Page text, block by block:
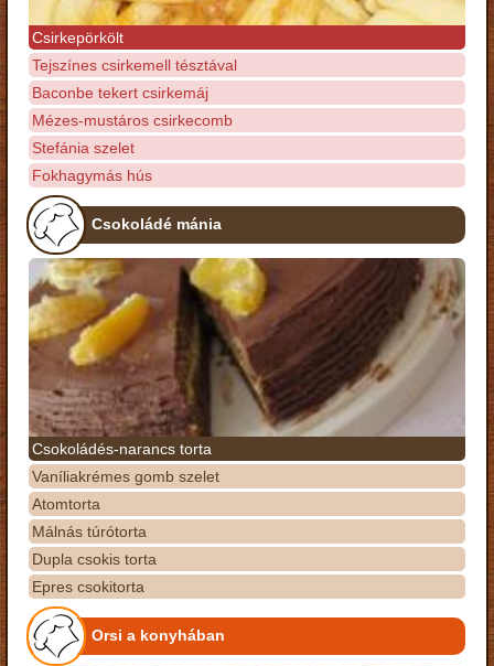
Csirkepörkölt
Tejszínes csirkemell tésztával
Baconbe tekert csirkemáj
Mézes-mustáros csirkecomb
Stefánia szelet
Fokhagymás hús
Csokoládé mánia
Csokoládés-narancs torta
Vaníliakrémes gomb szelet
Atomtorta
Málnás túrótorta
Dupla csokis torta
Epres csokitorta
Orsi a konyhában